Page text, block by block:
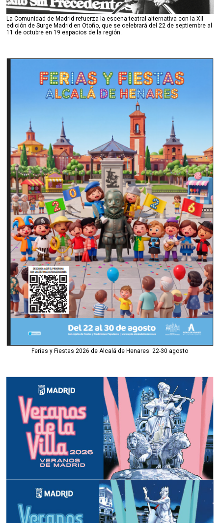
La Comunidad de Madrid refuerza la escena teatral alternativa con la XII
edición de Surge Madrid en Otoño, que se celebrará del 22 de septiembre al
11 de octubre en 19 espacios de la región.
Ferias y Fiestas 2026 de Alcalá de Henares: 22-30 agosto